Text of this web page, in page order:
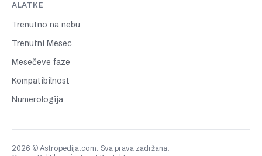
ALATKE
Trenutno na nebu
Trenutni Mesec
Mesečeve faze
Kompatibilnost
Numerologija
2026 © Astropedija.com. Sva prava zadržana.